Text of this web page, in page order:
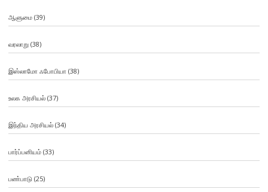
ஆளுமை(39)
வரலாறு(38)
இஸ்லாமோ ஃபோபியா (38)
உலக அரசியல்(37)
இந்திய அரசியல்(34)
பார்ப்பனியம்(33)
பண்பாடு (25)